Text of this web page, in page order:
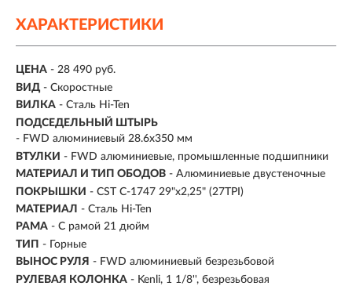
ХАРАКТЕРИСТИКИ
ЦЕНА - 28 490 руб.
ВИД - Скоростные
ВИЛКА - Сталь Hi-Ten
ПОДСЕДЕЛЬНЫЙ ШТЫРЬ
- FWD алюминиевый 28.6x350 мм
ВТУЛКИ - FWD алюминиевые, промышленные подшипники
МАТЕРИАЛ И ТИП ОБОДОВ - Алюминиевые двустеночные
ПОКРЫШКИ - CST C-1747 29"x2,25" (27TPI)
МАТЕРИАЛ - Сталь Hi-Ten
РАМА - С рамой 21 дюйм
ТИП - Горные
ВЫНОС РУЛЯ - FWD алюминиевый безрезьбовой
РУЛЕВАЯ КОЛОНКА - Kenli, 1 1/8'', безрезьбовая